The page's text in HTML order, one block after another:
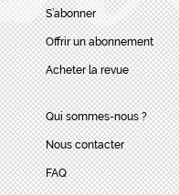
S’abonner
Offrir un abonnement
Acheter la revue
Qui sommes-nous ?
Nous contacter
FAQ